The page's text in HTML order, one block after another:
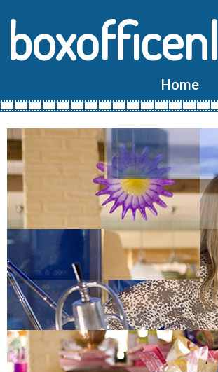
boxofficenl
Home